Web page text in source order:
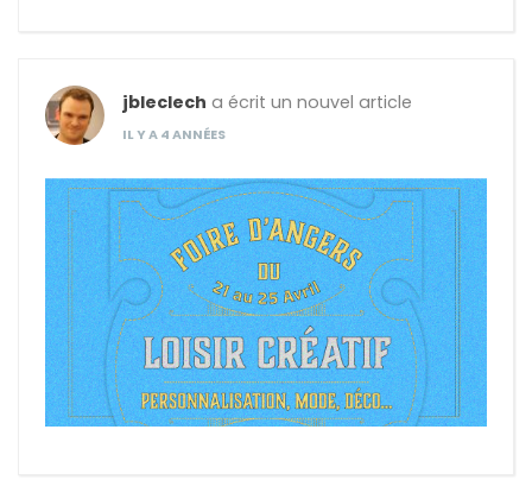
jbleclech a écrit un nouvel article
IL Y A 4 ANNÉES